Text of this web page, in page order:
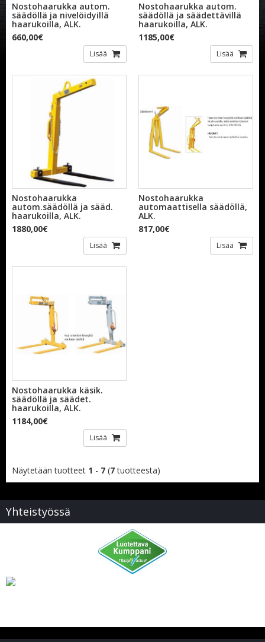
Nostohaarukka autom.
säädöllä ja nivelöidyillä
haarukoilla, ALK.
660,00€
Lisää
Nostohaarukka autom.
säädöllä ja säädettävillä
haarukoilla, ALK.
1185,00€
Lisää
Nostohaarukka
autom.säädöllä ja sääd.
haarukoilla, ALK.
1880,00€
Lisää
Nostohaarukka
automaattisella säädöllä,
ALK.
817,00€
Lisää
Nostohaarukka käsik.
säädöllä ja säädet.
haarukoilla, ALK.
1184,00€
Lisää
Näytetään tuotteet 1 - 7 (7tuotteesta)
Yhteistyössä